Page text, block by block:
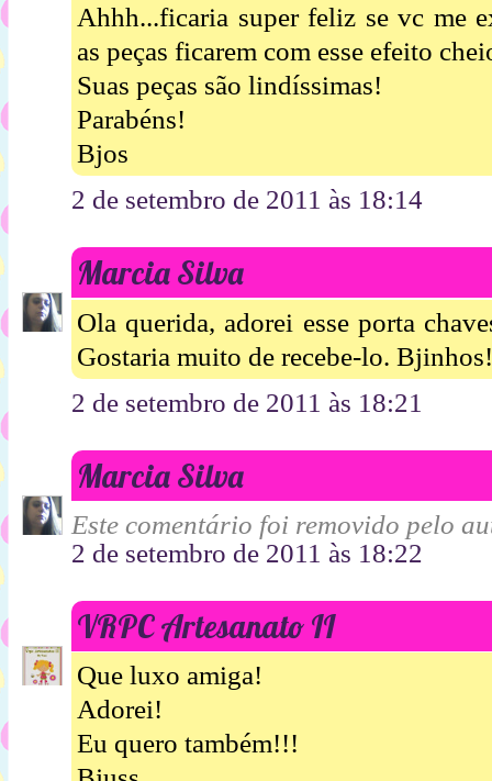
Ahhh...ficaria super feliz se vc me
as peças ficarem com esse efeito
Suas peças são lindíssimas!
Parabéns!
Bjos
2 de setembro de 2011 às 18:14
Marcia Silva
Ola querida, adorei esse porta
Gostaria muito de recebe-lo.
2 de setembro de 2011 às 18:21
Marcia Silva
Este comentário foi removido pelo
2 de setembro de 2011 às 18:22
VRPC Artesanato II
Que luxo amiga!
Adorei!
Eu quero também!!!